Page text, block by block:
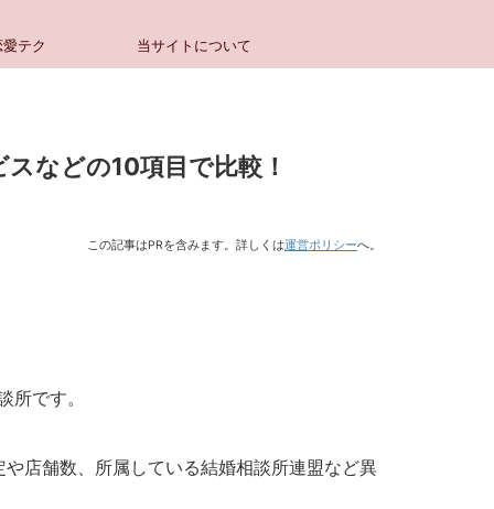
テク 当サイトについて
などの10項目で比較！
この記事はPRを含みます。詳しくは運営ポリシーへ。
所です。
店舗数、所属している結婚相談所連盟など異